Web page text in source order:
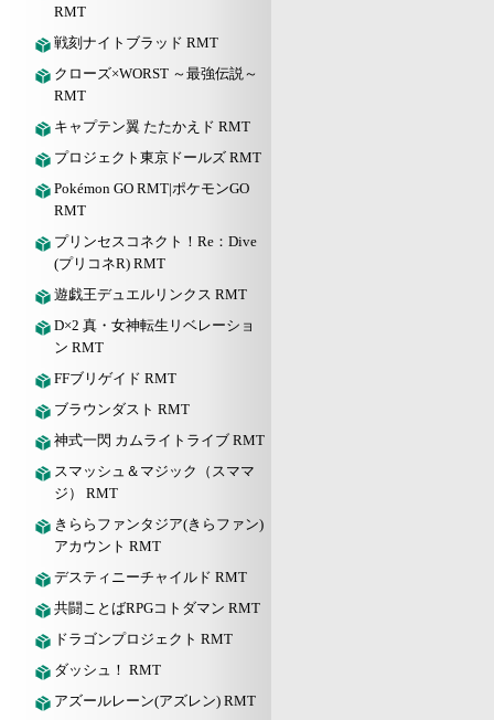
RMT
戦刻ナイトブラッド RMT
クローズ×WORST ～最強伝説～
RMT
キャプテン翼 たたかえド RMT
プロジェクト東京ドールズ RMT
Pokémon GO RMT|ポケモンGO
RMT
プリンセスコネクト！Re：Dive
(プリコネR) RMT
遊戯王デュエルリンクス RMT
D×2 真・女神転生リベレーショ
ン RMT
FFブリゲイド RMT
ブラウンダスト RMT
神式一閃 カムライトライブ RMT
スマッシュ＆マジック（スママ
ジ） RMT
きららファンタジア(きらファン)
アカウント RMT
デスティニーチャイルド RMT
共闘ことばRPGコトダマン RMT
ドラゴンプロジェクト RMT
ダッシュ！ RMT
アズールレーン(アズレン) RMT